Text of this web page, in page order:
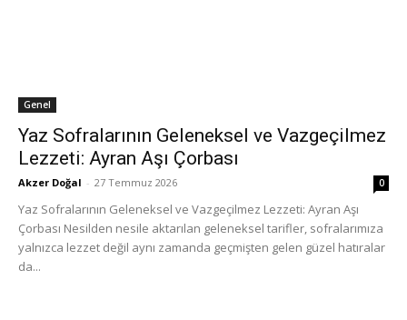
Genel
Yaz Sofralarının Geleneksel ve Vazgeçilmez
Lezzeti: Ayran Aşı Çorbası
Akzer Doğal - 27 Temmuz 2026 0
Yaz Sofralarının Geleneksel ve Vazgeçilmez Lezzeti: Ayran Aşı
Çorbası Nesilden nesile aktarılan geleneksel tarifler, sofralarımıza
yalnızca lezzet değil aynı zamanda geçmişten gelen güzel hatıralar
da...